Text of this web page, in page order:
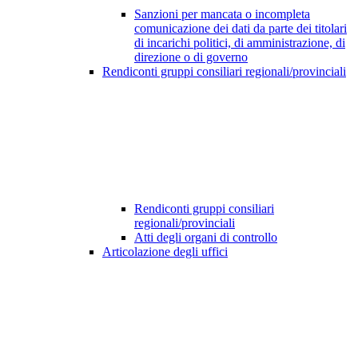
Sanzioni per mancata o incompleta
comunicazione dei dati da parte dei titolari
di incarichi politici, di amministrazione, di
direzione o di governo
Rendiconti gruppi consiliari regionali/provinciali
Rendiconti gruppi consiliari
regionali/provinciali
Atti degli organi di controllo
Articolazione degli uffici